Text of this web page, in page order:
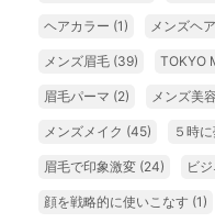
ヘアカラー (1) メンズヘア
メンズ眉毛 (39) TOKYO
眉毛パーマ (2) メンズ美容
メンズメイク (45) ５時に
眉毛で印象激変 (24) ビ
顔を戦略的に使いこなす (1)